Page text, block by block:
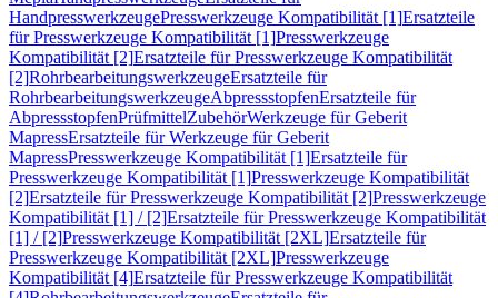
HandpresswerkzeugePresswerkzeuge Kompatibilität [1]Ersatzteile
für Presswerkzeuge Kompatibilität [1]Presswerkzeuge
Kompatibilität [2]Ersatzteile für Presswerkzeuge Kompatibilität
[2]RohrbearbeitungswerkzeugeErsatzteile für
RohrbearbeitungswerkzeugeAbpressstopfenErsatzteile für
AbpressstopfenPrüfmittelZubehörWerkzeuge für Geberit
MapressErsatzteile für Werkzeuge für Geberit
MapressPresswerkzeuge Kompatibilität [1]Ersatzteile für
Presswerkzeuge Kompatibilität [1]Presswerkzeuge Kompatibilität
[2]Ersatzteile für Presswerkzeuge Kompatibilität [2]Presswerkzeuge
Kompatibilität [1] / [2]Ersatzteile für Presswerkzeuge Kompatibilität
[1] / [2]Presswerkzeuge Kompatibilität [2XL]Ersatzteile für
Presswerkzeuge Kompatibilität [2XL]Presswerkzeuge
Kompatibilität [4]Ersatzteile für Presswerkzeuge Kompatibilität